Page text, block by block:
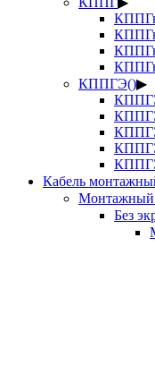
КППГЭ()▶
Кабель
Монтажный
Без